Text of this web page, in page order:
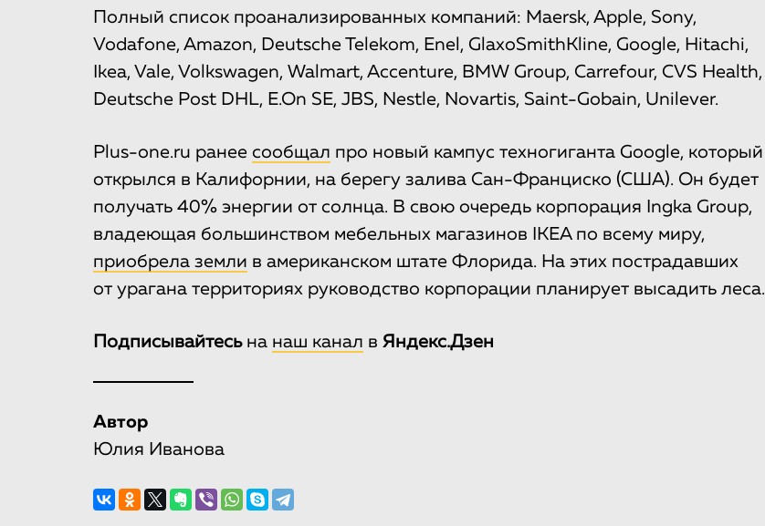
Полный список проанализированных компаний: Maersk, Apple, Sony,
Vodafone, Amazon, Deutsche Telekom, Enel, GlaxoSmithKline, Google, Hitachi,
Ikea, Vale, Volkswagen, Walmart, Accenture, BMW Group, Carrefour, CVS Health,
Deutsche Post DHL, E.On SE, JBS, Nestle, Novartis, Saint-Gobain, Unilever.
Рlus-one.ru ранее сообщал про новый кампус техногиганта Google, который
открылся в Калифорнии, на берегу залива Сан-Франциско (США). Он будет
получать 40% энергии от солнца. В свою очередь корпорация Ingka Group,
владеющая большинством мебельных магазинов IKEA по всему миру,
приобрела земли в американском штате Флорида. На этих пострадавших
от урагана территориях руководство корпорации планирует высадить леса.
Подписывайтесьна наш канал в Яндекс.Дзен
Автор
Юлия Иванова